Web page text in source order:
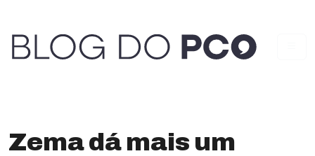
Zema dá mais um